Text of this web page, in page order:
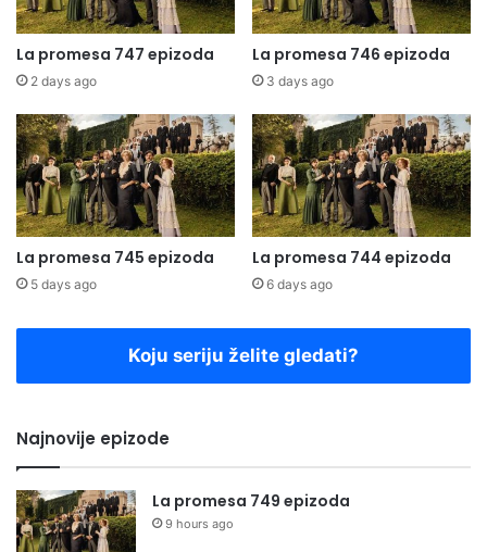
La promesa 747 epizoda
2 days ago
La promesa 746 epizoda
3 days ago
La promesa 745 epizoda
5 days ago
La promesa 744 epizoda
6 days ago
Koju seriju želite gledati?
Najnovije epizode
La promesa 749 epizoda
9 hours ago